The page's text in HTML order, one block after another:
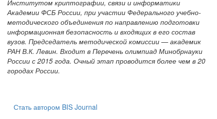
Институтом криптографии, связи и информатики
Академии ФСБ России, при участии Федерального учебно-
методического объединения по направлению подготовки
информационная безопасность и входящих в его состав
вузов. Председатель методической комиссии — академик
РАН В.К. Левин. Входит в Перечень олимпиад Минобрнауки
России с 2015 года. Очный этап проводится более чем в 20
городах России.
Стать автором BIS Journal